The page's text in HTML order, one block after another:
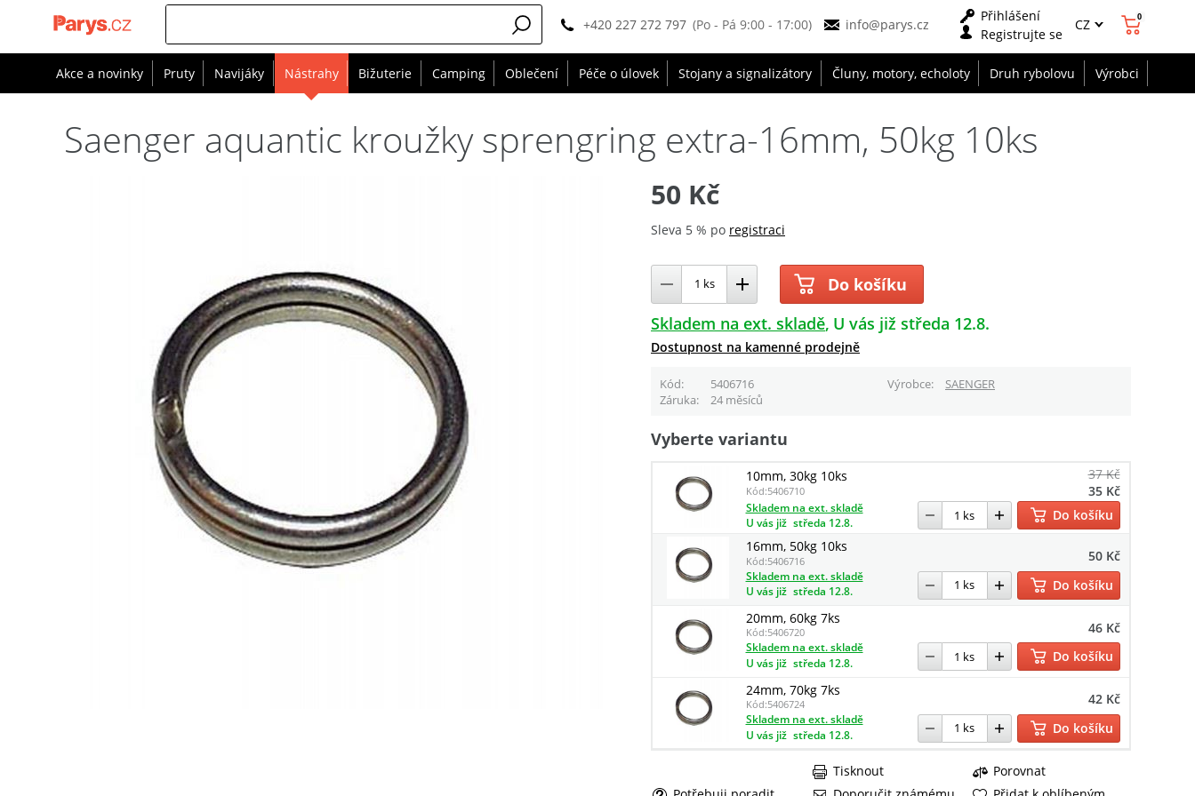
+420 227 272 797 (Po - Pá 9:00 - 17:00) info@parys.cz
Přihlášení
Registrujte se
CZ 0
Akce a novinky Pruty Navijáky Nástrahy Bižuterie Camping Oblečení Péče o úlovek Stojany a signalizátory Čluny, motory, echoloty Druh rybolovu Výrobci
Saenger aquantic kroužky sprengring extra-16mm, 50kg 10ks
50 Kč
Sleva 5 % po registraci
Do košíku
Skladem na ext. skladě U vás již středa 12.8.
Dostupnost na kamenné prodejně
Kód 5406716 Výrobce
SAENGER
Záruka
24 měsíců
Vyberte variantu
10mm, 30kg 10ks
Kód:5406710
37 Kč
35 Kč
Skladem na ext. skladě
U vás již středa 12.8.
Do košíku
16mm, 50kg 10ks
Kód:5406716 50 Kč
Skladem na ext. skladě
U vás již středa 12.8.
Do košíku
20mm, 60kg 7ks
Kód:5406720 46 Kč
Skladem na ext. skladě
U vás již středa 12.8.
Do košíku
24mm, 70kg 7ks
Kód:5406724 42 Kč
Skladem na ext. skladě
U vás již středa 12.8. Do košíku
Porovnat
Tisknout